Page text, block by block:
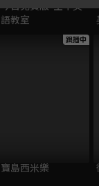
今日免費版-空中英
語教室
跟播中
寶島西米樂